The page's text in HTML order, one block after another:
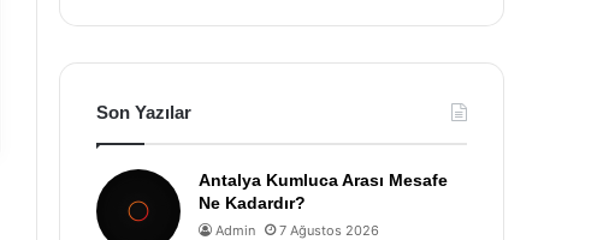
Son Yazılar
Antalya Kumluca Arası Mesafe
Ne Kadardır?
Admin 7 Ağustos 2026